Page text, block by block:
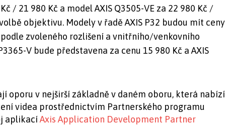
/ 21 980 Kč a model AXIS Q3505-VE za 22 980 Kč /
objektivu. Modely v řadě AXIS P32 budou mít ceny
podle zvoleného rozlišení a vnitřního/venkovního
V bude představena za cenu 15 980 Kč a AXIS
oporu v nejširší základně v daném oboru, která nabízí
videa prostřednictvím Partnerského programu
aplikacíAxis Application Development Partner